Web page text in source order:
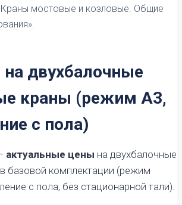
мостовые и козловые. Общие
двухбалочные
краны (режим А3,
с пола)
актуальные цены на двухбалочные
базовой комплектации (режим
с пола, без стационарной тали).